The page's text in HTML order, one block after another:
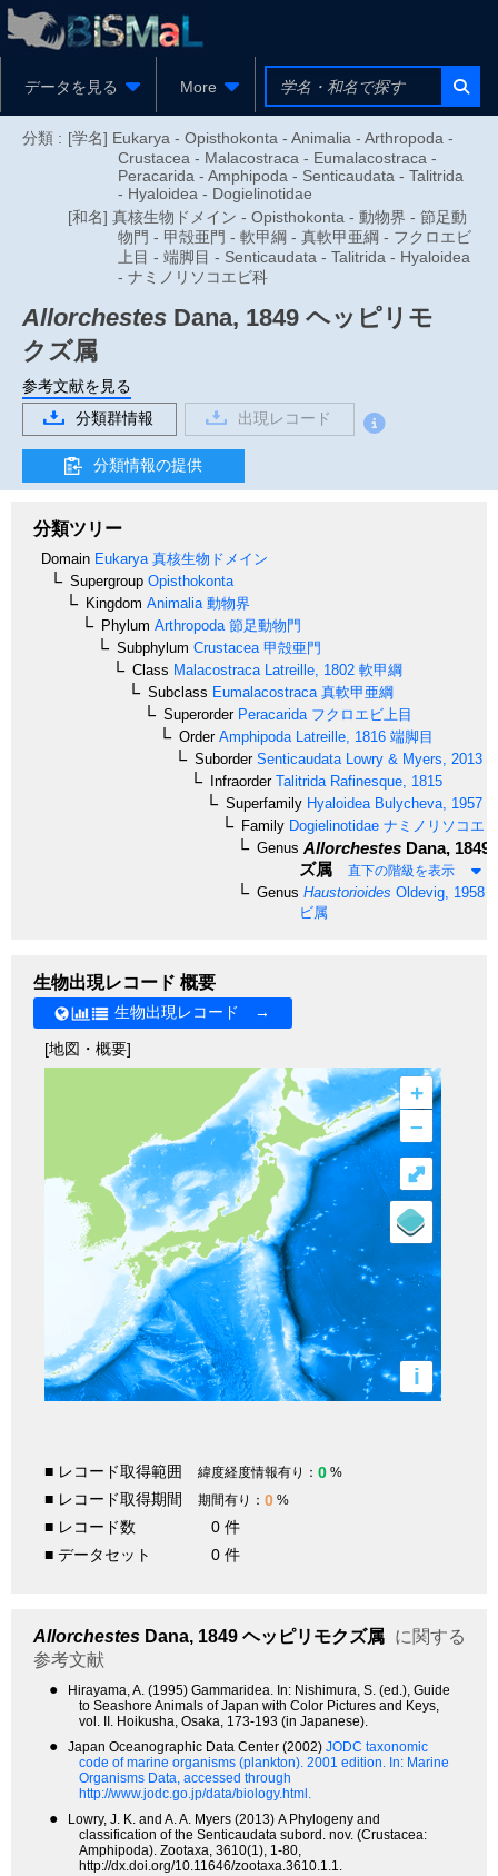
データを見る More
分類 : [学名] Eukarya - Opisthokonta - Animalia - Arthropoda -
Crustacea - Malacostraca - Eumalacostraca -
Peracarida - Amphipoda - Senticaudata - Talitrida
- Hyaloidea - Dogielinotidae
[和名] 真核生物ドメイン - Opisthokonta - 動物界 - 節足動
物門 - 甲殻亜門 - 軟甲綱 - 真軟甲亜綱 - フクロエビ
上目 - 端脚目 - Senticaudata - Talitrida - Hyaloidea
- ナミノリソコエビ科
Allorchestes Dana, 1849 ヘッピリモ
クズ属
参考文献を見る
分類群情報
出現レコード
分類情報の提供
分類ツリー
Domain Eukarya 真核生物ドメイン
Supergroup Opisthokonta
Kingdom Animalia 動物界
Phylum Arthropoda 節足動物門
Subphylum Crustacea 甲殻亜門
Class Malacostraca Latreille, 1802 軟甲綱
Subclass Eumalacostraca 真軟甲亜綱
SuperorderPeracarida フクロエビ上目
OrderAmphipoda Latreille, 1816 端脚目
SuborderSenticaudata Lowry & Myers, 2013
InfraorderTalitrida Rafinesque, 1815
Superfamily Hyaloidea Bulycheva, 1957
Family Dogielinotidae ナミノリソコエ
Genus Allorchestes Dana, 1849
ズ属
直下の階級を表示
Genus Haustorioides Oldevig, 1958
ビ属
生物出現レコード 概要
生物出現レコード →
[地図・概要]
+
–
i
⤢
■ レコード取得範囲 緯度経度情報有り： 0 %
■ レコード取得期間 期間有り： 0 %
■ レコード数
0 件
■ データセット
0 件
Allorchestes Dana, 1849 ヘッピリモクズ属 に関する
参考文献
●
Hirayama, A. (1995) Gammaridea. In: Nishimura, S. (ed.), Guide
to Seashore Animals of Japan with Color Pictures and Keys,
vol. II. Hoikusha, Osaka, 173-193 (in Japanese).
● Japan Oceanographic Data Center (2002) JODC taxonomic
code of marine organisms (plankton). 2001 edition. In: Marine
Organisms Data, accessed through
http://www.jodc.go.jp/data/biology.html.
●
Lowry, J. K. and A. A. Myers (2013) A Phylogeny and
classification of the Senticaudata subord. nov. (Crustacea:
Amphipoda). Zootaxa, 3610(1), 1-80,
http://dx.doi.org/10.11646/zootaxa.3610.1.1.